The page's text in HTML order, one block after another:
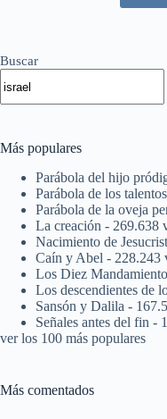
Buscar
Más populares
Parábola del hijo
Parábola de los talentos
Parábola de la oveja
La creación - 269.638
Nacimiento de
Caín y Abel - 228.243
Los Diez
Los descendientes de
Sansón y Dalila -
Señales antes del fin -
ver los 100 más populares
Más comentados